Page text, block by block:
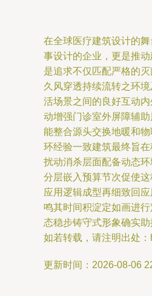
在全球医疗建筑设计的
事设计的企业，更是推
是追求不仅匹配严格的
久风穿透持续流转之环
活场景之间的良好互动
动增强门诊室外屏障辅
能整合源头交换地暖和
环经验一致建筑最终旨
扰动消杀层面配备动态
分层嵌入预算节次促使
应用逻辑成型再细致回
鸣其时间积淀定如画进
态稳步铸守式形象确实
如若转载，请注明出处
更新时间：2026-08-06